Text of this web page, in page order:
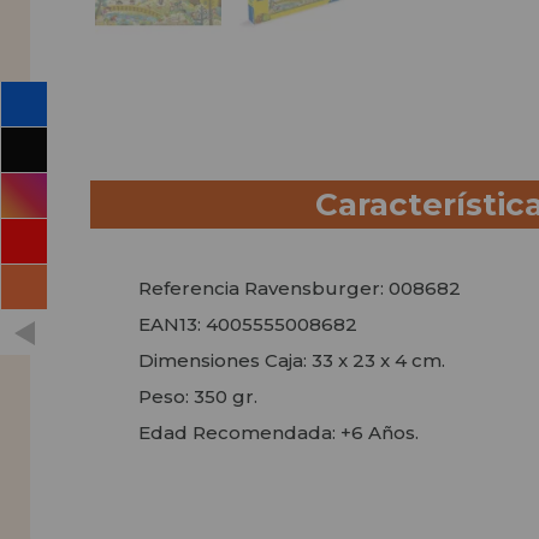
Referencia Ravensburger: 008682
EAN13: 4005555008682
Dimensiones Caja: 33 x 23 x 4 cm.
Peso: 350 gr.
Edad Recomendada: +6 Años.